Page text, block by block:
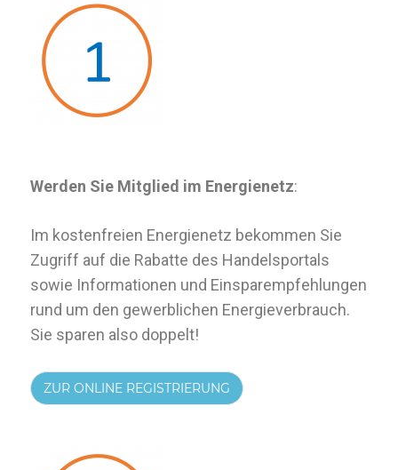
Werden Sie Mitglied im Energienetz:
Im kostenfreien Energienetz bekommen Sie
Zugriff auf die Rabatte des Handelsportals
sowie Informationen und Einsparempfehlungen
rund um den gewerblichen Energieverbrauch.
Sie sparen also doppelt!
ZUR ONLINE REGISTRIERUNG